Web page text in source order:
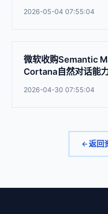
2026-05-04 07:55:04
微软收购Semantic
Cortana自然对话能
2026-04-30 07:55:04
返回